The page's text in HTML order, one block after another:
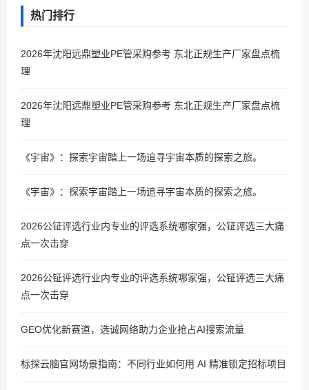
热门排行
2026年沈阳远鼎塑业PE管采购参考 东北正规生产厂家盘点梳
理
2026年沈阳远鼎塑业PE管采购参考 东北正规生产厂家盘点梳
理
《宇宙》：探索宇宙踏上一场追寻宇宙本质的探索之旅。
《宇宙》：探索宇宙踏上一场追寻宇宙本质的探索之旅。
2026公钲评选行业内专业的评选系统哪家强，公钲评选三大痛
点一次击穿
2026公钲评选行业内专业的评选系统哪家强，公钲评选三大痛
点一次击穿
GEO优化新赛道，选诚网络助力企业抢占AI搜索流量
标探云脑官网场景指南：不同行业如何用 AI 精准锁定招标项目